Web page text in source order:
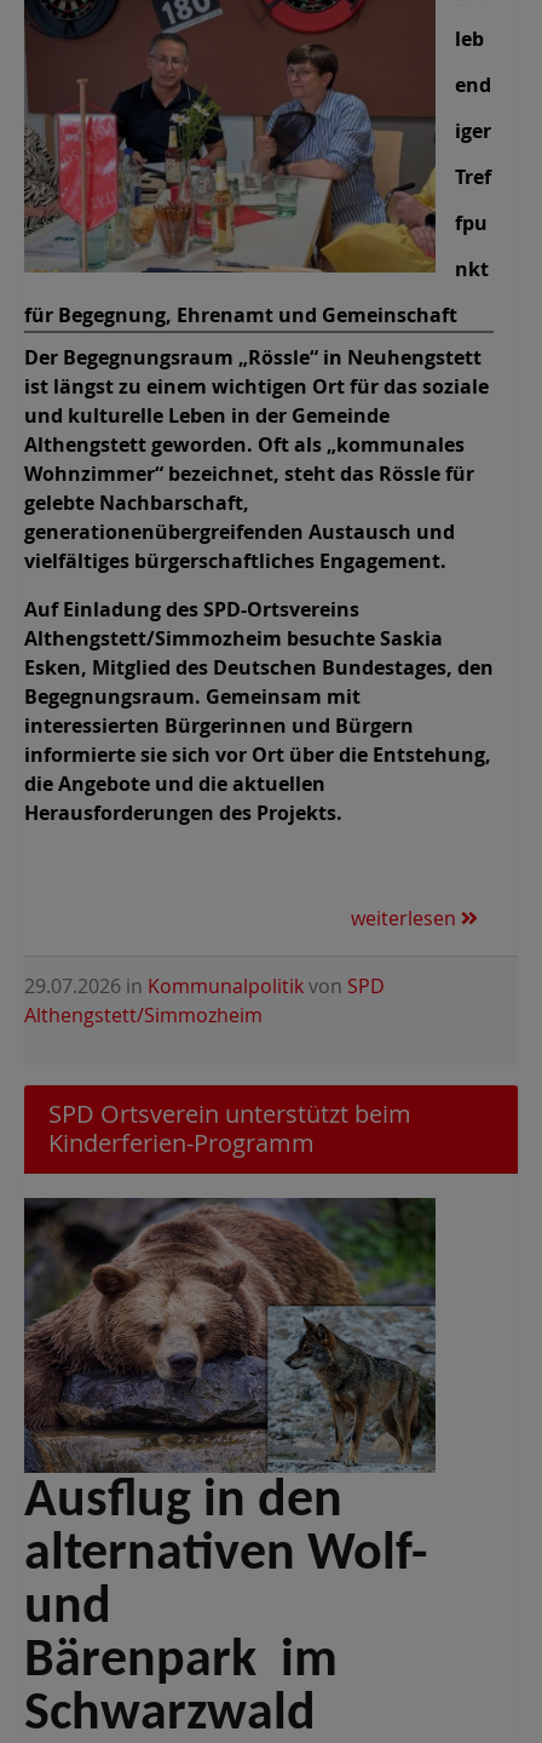
leb
end
iger
Tref
fpu
nkt
für Begegnung, Ehrenamt und Gemeinschaft
Der Begegnungsraum „Rössle“ in Neuhengstett
ist längst zu einem wichtigen Ort für das soziale
und kulturelle Leben in der Gemeinde
Althengstett geworden. Oft als „kommunales
Wohnzimmer“ bezeichnet, steht das Rössle für
gelebte Nachbarschaft,
generationenübergreifenden Austausch und
vielfältiges bürgerschaftliches Engagement.
Auf Einladung des SPD-Ortsvereins
Althengstett/Simmozheim besuchte Saskia
Esken, Mitglied des Deutschen Bundestages, den
Begegnungsraum. Gemeinsam mit
interessierten Bürgerinnen und Bürgern
informierte sie sich vor Ort über die Entstehung,
die Angebote und die aktuellen
Herausforderungen des Projekts.
weiterlesen
29.07.2026 in Kommunalpolitikvon SPD
Althengstett/Simmozheim
SPD Ortsverein unterstützt beim
Kinderferien-Programm
Ausflug in den
alternativen Wolf-
und
Bärenpark im
Schwarzwald